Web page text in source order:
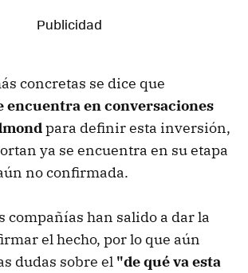
concretas se dice que
encuentra en conversaciones
para definir esta inversión,
ya se encuentra en su etapa
no confirmada.
compañías han salido a dar la
el hecho, por lo que aún
dudas sobre el "de qué va esta